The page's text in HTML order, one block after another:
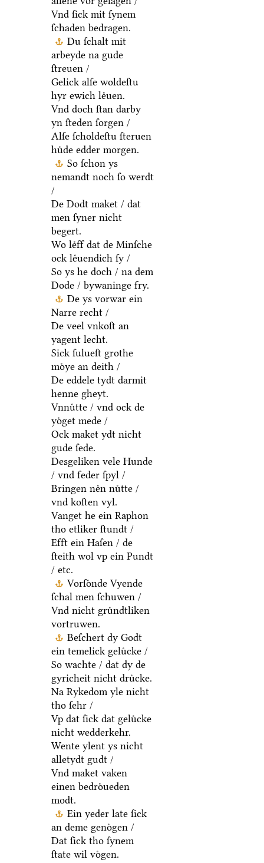
Vnd ſick mit ſynem
ſchaden bedragen.
Du ſchalt mit
arbeyde na gude
ſtreuen /
Gelick alſe woldeſtu
hyr ewich leͤuen.
Vnd doch ſtan darby
yn ſteden ſorgen /
Alſe ſcholdeſtu ſteruen
huͤde edder morgen.
So ſchon ys
nemandt noch ſo werdt
/
De Dodt maket / dat
men ſyner nicht
begert.
Wo leͤff dat de Minſche
ock leͤuendich ſy /
So ys he doch / na dem
Dode / bywaninge fry.
De ys vorwar ein
Narre recht /
De veel vnkoſt an
yagent lecht.
Sick ſulueſt grothe
moͤye an deith /
De eddele tydt darmit
henne gheyt.
Vnnuͤtte / vnd ock de
yoͤget mede /
Ock maket ydt nicht
gude ſede.
Desgeliken vele Hunde
/ vnd feder ſpyl /
Bringen neͤn nuͤtte /
vnd koſten vyl.
Vanget he ein Raphon
tho etliker ſtundt /
Efft ein Haſen / de
ſteith wol vp ein Pundt
/ etc.
Vorſoͤnde Vyende
ſchal men ſchuwen /
Vnd nicht gruͤndtliken
vortruwen.
Beſchert dy Godt
ein temelick geluͤcke /
So wachte / dat dy de
gyricheit nicht druͤcke.
Na Rykedom yle nicht
tho ſehr /
Vp dat ſick dat geluͤcke
nicht wedderkehr.
Wente ylent ys nicht
alletydt gudt /
Vnd maket vaken
einen bedroͤueden
modt.
Ein yeder late ſick
an deme genoͤgen /
Dat ſick tho ſynem
ſtate wil voͤgen.